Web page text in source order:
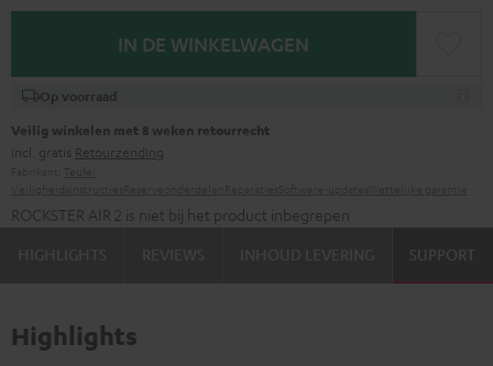
IN DE WINKELWAGEN
Op voorraad
Veilig winkelen met 8 weken retourrecht
incl. gratis Retourzending
ROCKSTER AIR 2 is niet bij het product inbegrepen
SUPPORT
Highlights